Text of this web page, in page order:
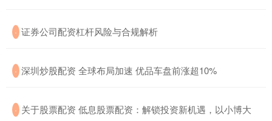
· ​证券公司配资杠杆风险与合规解析
· ​深圳炒股配资 全球布局加速 优品车盘前涨超10%
· ​关于股票配资 低息股票配资：解锁投资新机遇，以小博大